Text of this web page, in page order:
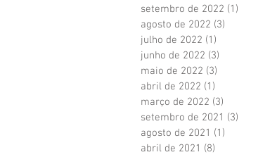
setembro de 2022 (1)
agosto de 2022 (3)
julho de 2022 (1)
junho de 2022 (3)
maio de 2022 (3)
abril de 2022 (1)
março de 2022 (3)
setembro de 2021 (3)
agosto de 2021 (1)
abril de 2021 (8)